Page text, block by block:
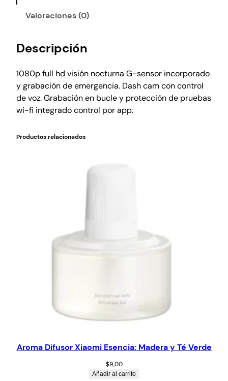
Valoraciones (0)
Descripción
1080p full hd visión nocturna G-sensor incorporado
y grabación de emergencia. Dash cam con control
de voz. Grabación en bucle y protección de pruebas
wi-fi integrado control por app.
Productos relacionados
Aroma Difusor Xiaomi Esencia: Madera y Té Verde
$9,00
Añadir al carrito